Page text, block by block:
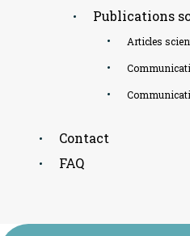
Publications
Articles
Contact
FAQ